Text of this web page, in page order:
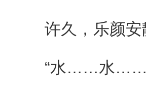
许久，乐颜安
“水……水